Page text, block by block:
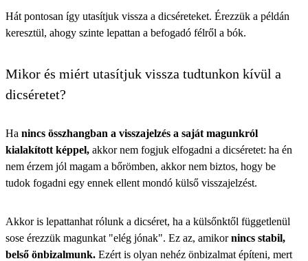
Hát pontosan így utasítjuk vissza a dicséreteket. Érezzük a példán
keresztül, ahogy szinte lepattan a befogadó félről a bók.
Mikor és miért utasítjuk vissza tudtunkon kívül a
dicséretet?
Ha nincs összhangban a visszajelzés a saját magunkról
kialakított képpel, akkor nem fogjuk elfogadni a dicséretet: ha én
nem érzem jól magam a bőrömben, akkor nem biztos, hogy be
tudok fogadni egy ennek ellent mondó külső visszajelzést.
Akkor is lepattanhat rólunk a dicséret, ha a külsőnktől függetlenül
sose érezzük magunkat "elég jónak". Ez az, amikornincs stabil,
belső önbizalmunk. Ezért is olyan nehéz önbizalmat építeni, mert